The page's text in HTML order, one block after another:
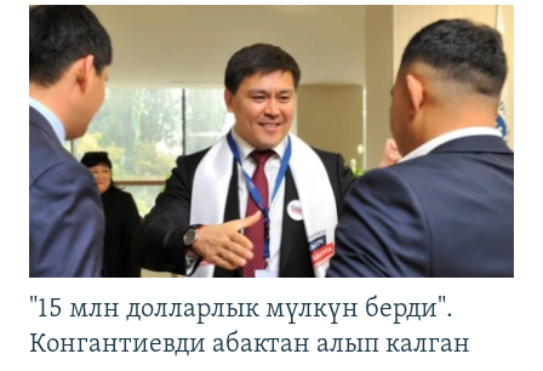
"15 млн долларлык мүлкүн берди".
Конгантиевди абактан алып калган